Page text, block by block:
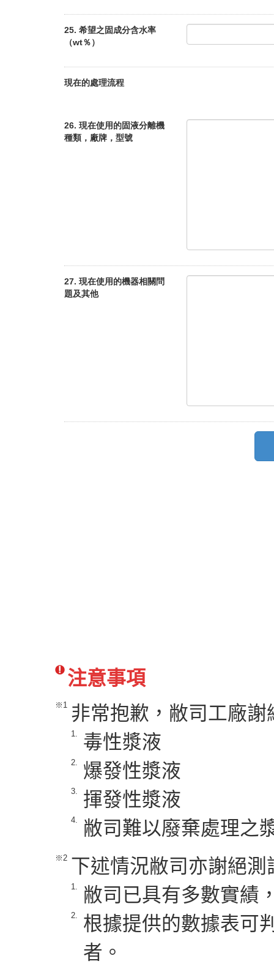
注意事項
※1 非常抱歉，敝司工廠
1. 毒性漿液
2. 爆發性漿液
3. 揮發性漿液
4. 敝司難以廢棄處理之
※2 下述情況敝司亦謝絕測
1. 敝司已具有多數實績
2.
根據提供的數據表可
者。